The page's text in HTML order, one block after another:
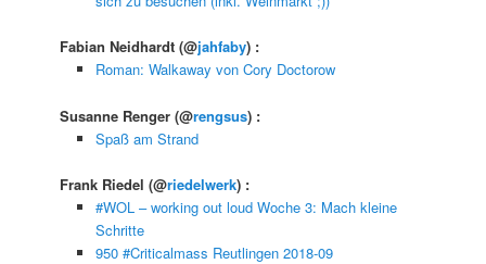
Fabian Neidhardt(@jahfaby) :
Roman: Walkaway von Cory Doctorow
Susanne Renger(@rengsus) :
Spaß am Strand
Frank Riedel(@riedelwerk) :
#WOL – working out loud Woche 3: Mach kleine
Schritte
950 #Criticalmass Reutlingen 2018-09